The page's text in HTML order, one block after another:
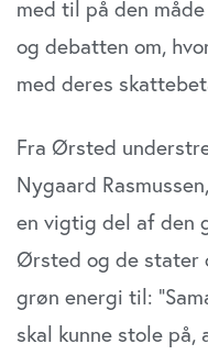
med til på den
og debatten om,
med deres
Fra Ørsted
Nygaard
en vigtig del af den
Ørsted og de stater
grøn energi til:
skal kunne stole